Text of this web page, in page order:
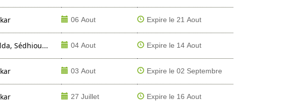
06 Aout Expire le 21 Aout
Sédhiou... 04 Aout Expire le 14 Aout
03 Aout Expire le 02 Septembre
27 Juillet Expire le 16 Aout